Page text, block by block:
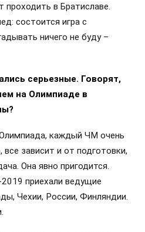
проходить в Братиславе.
состоится игра с
ничего не буду –
серьезные. Говорят,
на Олимпиаде в
каждый ЧМ очень
зависит и от подготовки,
Она явно пригодится.
приехали ведущие
Чехии, России, Финляндии.